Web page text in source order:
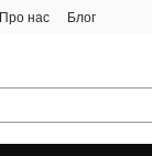
Про нас Блог